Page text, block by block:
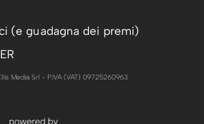
(e guadagna dei premi)
Media Srl - P.IVA (VAT) 09725260963